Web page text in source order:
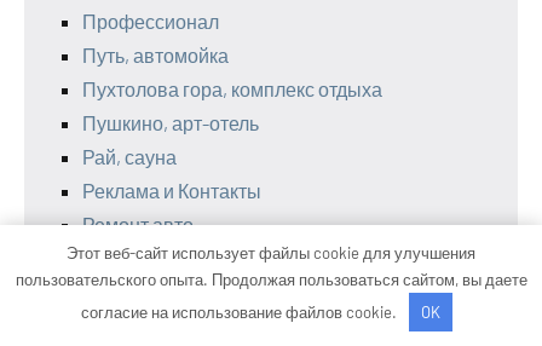
Профессионал
Путь, автомойка
Пухтолова гора, комплекс отдыха
Пушкино, арт-отель
Рай, сауна
Реклама и Контакты
Ремонт авто
Ремонт грузового автотранспорта
Ремшина
Ржевские бани, центр красоты и здоровья
Этот веб-сайт использует файлы cookie для улучшения
пользовательского опыта. Продолжая пользоваться сайтом, вы даете
согласие на использование файлов cookie.
OK